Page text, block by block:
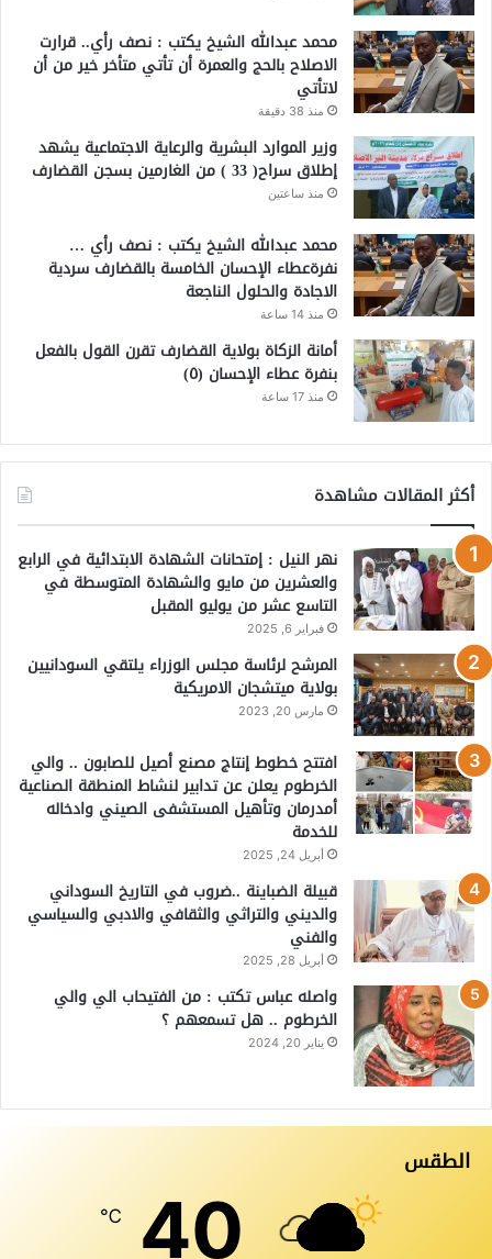
محمد عبدالله الشيخ يكتب : نصف رأي.. قرارت
الاصلاح بالحج والعمرة أن تأتي متأخر خير من أن
لاتأتي
منذ 38 دقيقة
وزير الموارد البشرية والرعاية الاجتماعية يشهد
إطلاق سراح( 33 ) من الغارمين بسجن القضارف
منذ ساعتين
محمد عبدالله الشيخ يكتب : نصف رأي …
نفرةعطاء الإحسان الخامسة بالقضارف سردية
الاجادة والحلول الناجعة
منذ 14 ساعة
أمانة الزكاة بولاية القضارف تقرن القول بالفعل
بنفرة عطاء الإحسان (٥)
منذ 17 ساعة
أكثر المقالات مشاهدة
نهر النيل : إمتحانات الشهادة الابتدائية في الرابع
والعشرين من مايو والشهادة المتوسطة في
التاسع عشر من يوليو المقبل
فبراير 6, 2025
المرشح لرئاسة مجلس الوزراء يلتقي السودانيين
بولاية ميتشجان الامريكية
مارس 20, 2023
افتتح خطوط إنتاج مصنع أصيل للصابون .. والي
الخرطوم يعلن عن تدابير لنشاط المنطقة الصناعية
أمدرمان وتأهيل المستشفى الصيني وادخاله
للخدمة
أبريل 24, 2025
قبيلة الضباينة ..ضروب في التاريخ السوداني
والديني والتراثي والثقافي والادبي والسياسي
والفني
أبريل 28, 2025
واصله عباس تكتب : من الفتيحاب الي والي
الخرطوم .. هل تسمعهم ؟
يناير 20, 2024
الطقس
40
℃